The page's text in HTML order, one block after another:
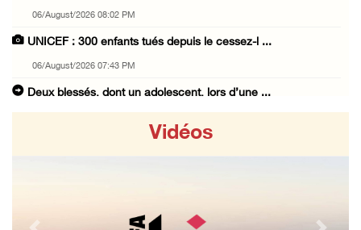
06/August/2026 08:02 PM
UNICEF : 300 enfants tués depuis le cessez-l ...
06/August/2026 07:43 PM
Deux blessés, dont un adolescent, lors d’une ...
06/August/2026 06:24 PM
Vidéos